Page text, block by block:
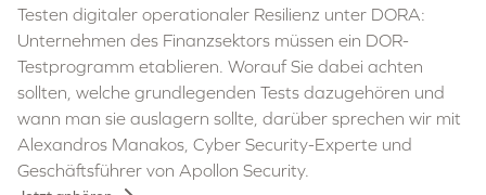
Testen digitaler operationaler Resilienz unter DORA:
Unternehmen des Finanzsektors müssen ein DOR-
Testprogramm etablieren. Worauf Sie dabei achten
sollten, welche grundlegenden Tests dazugehören und
wann man sie auslagern sollte, darüber sprechen wir mit
Alexandros Manakos, Cyber Security-Experte und
Geschäftsführer von Apollon Security.